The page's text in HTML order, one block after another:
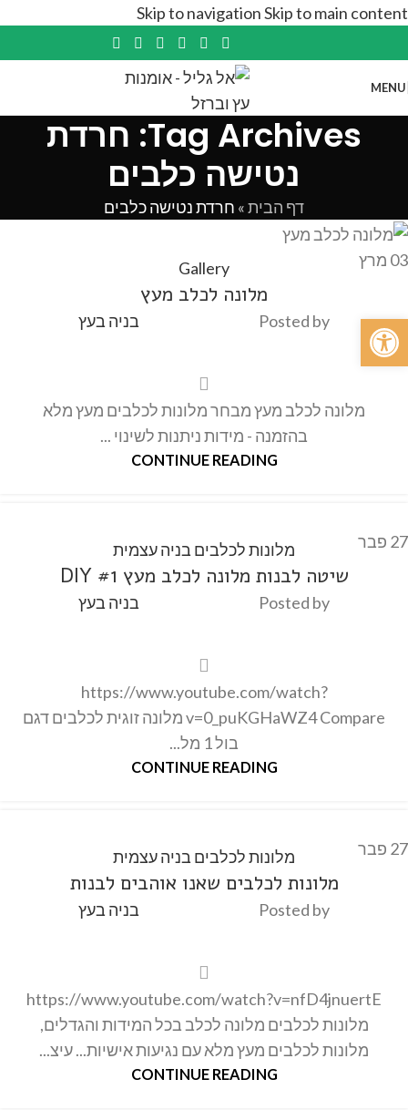
Skip to navigationSkip to main content
MENU
Tag Archives: חרדת
נטישה כלבים
דף הבית» חרדת נטישה כלבים
03 מרץ Gallery
מלונה לכלב מעץ
Posted by בניה בעץ
מלונה לכלב מעץ מבחר מלונות לכלבים מעץ מלא
בהזמנה - מידות ניתנות לשינוי ...
CONTINUE READING
27 פבר מלונות לכלבים בניה עצמית
שיטה לבנות מלונה לכלב מעץ #1 DIY
Posted by בניה בעץ
https://www.youtube.com/watch?
v=0_puKGHaWZ4 Compare מלונה זוגית לכלבים דגם
בול 1 מל...
CONTINUE READING
27 פבר מלונות לכלבים בניה עצמית
מלונות לכלבים שאנו אוהבים לבנות
Posted by בניה בעץ
https://www.youtube.com/watch?v=nfD4jnuertE
מלונות לכלבים מלונה לכלב בכל המידות והגדלים,
מלונות לכלבים מעץ מלא עם נגיעות אישיות... עיצ...
CONTINUE READING
פתח סרגל נגישות